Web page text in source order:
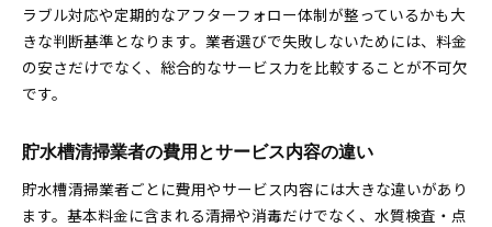
ラブル対応や定期的なアフターフォロー体制が整っているかも大
きな判断基準となります。業者選びで失敗しないためには、料金
の安さだけでなく、総合的なサービス力を比較することが不可欠
です。
貯水槽清掃業者の費用とサービス内容の違い
貯水槽清掃業者ごとに費用やサービス内容には大きな違いがあり
ます。基本料金に含まれる清掃や消毒だけでなく、水質検査・点